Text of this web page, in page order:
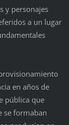
y personajes
a un lugar
en años de
pública que
se formaban